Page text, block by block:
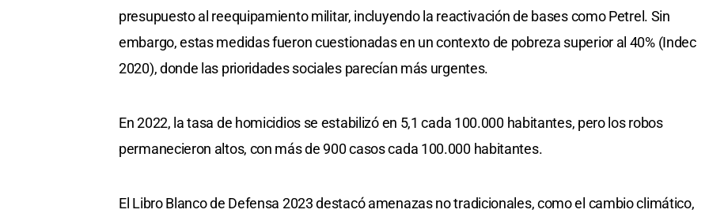
presupuesto al reequipamiento militar, incluyendo la reactivación de bases como Petrel. Sin
embargo, estas medidas fueron cuestionadas en un contexto de pobreza superior al 40% (Indec
2020), donde las prioridades sociales parecían más urgentes.
En 2022, la tasa de homicidios se estabilizó en 5,1 cada 100.000 habitantes, pero los robos
permanecieron altos, con más de 900 casos cada 100.000 habitantes.
El Libro Blanco de Defensa 2023 destacó amenazas no tradicionales, como el cambio climático,